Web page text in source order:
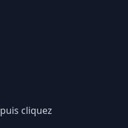
puis cliquez